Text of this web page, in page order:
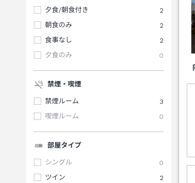
夕食/朝食付き
2
朝食のみ
2
食事なし
2
夕食のみ
0
禁煙・喫煙
禁煙ルーム
3
喫煙ルーム
0
部屋タイプ
シングル
0
ツイン
2